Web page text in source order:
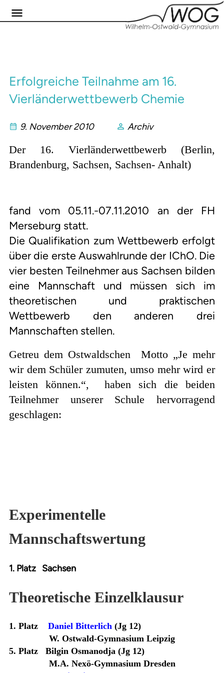
Erfolgreiche Teilnahme am 16.
Vierländerwettbewerb Chemie
9. November 2010 Archiv
Der 16. Vierländerwettbewerb (Berlin,
Brandenburg, Sachsen, Sachsen- Anhalt)
fand vom 05.11.-07.11.2010 an der FH
Merseburg statt.
Die Qualifikation zum Wettbewerb erfolgt
über die erste Auswahlrunde der IChO. Die
vier besten Teilnehmer aus Sachsen bilden
eine Mannschaft und müssen sich im
theoretischen und praktischen
Wettbewerb den anderen drei
Mannschaften stellen.
Getreu dem Ostwaldschen Motto „Je mehr
wir dem Schüler zumuten, umso mehr wird er
leisten können.“, haben sich die beiden
Teilnehmer unserer Schule hervorragend
geschlagen:
Experimentelle
Mannschaftswertung
1. Platz Sachsen
Theoretische Einzelklausur
1. Platz Daniel Bitterlich (Jg 12)
W. Ostwald-Gymnasium Leipzig
5. Platz Bilgin Osmanodja (Jg 12)
M.A. Nexö-Gymnasium Dresden